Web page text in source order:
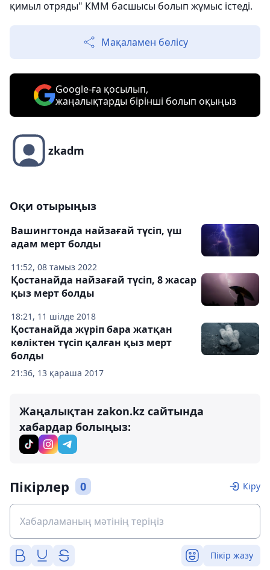
қимыл отряды" КММ басшысы болып жұмыс істеді.
Мақаламен бөлісу
Google-ға қосылып,
жаңалықтарды бірінші болып оқыңыз
zkadm
Оқи отырыңыз
11:52, 08 тамыз 2022
Вашингтонда найзағай түсіп, үш
адам мерт болды
18:21, 11 шілде 2018
Қостанайда найзағай түсіп, 8 жасар
қыз мерт болды
21:36, 13 қараша 2017
Қостанайда жүріп бара жатқан
көліктен түсіп қалған қыз мерт
болды
Жаңалықтан zakon.kz сайтында
хабардар болыңыз:
Пікірлер 0 Кіру
Пікір жазу